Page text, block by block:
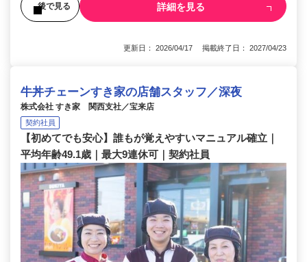
後で見る 詳細を見る
更新日： 2026/04/17 掲載終了日： 2027/04/23
牛丼チェーンすき家の店舗スタッフ／深夜
株式会社 すき家 関西支社／宝来店
契約社員
【初めてでも安心】誰もが覚えやすいマニュアル確立｜
平均年齢49.1歳｜最大9連休可｜契約社員